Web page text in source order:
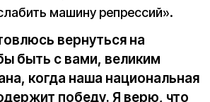
машину репрессий».
вернуться на
быть с вами, великим
когда наша национальная
победу. Я верю, что